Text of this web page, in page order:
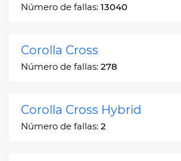
Número de fallas: 13040
Corolla Cross
Número de fallas: 278
Corolla Cross Hybrid
Número de fallas: 2